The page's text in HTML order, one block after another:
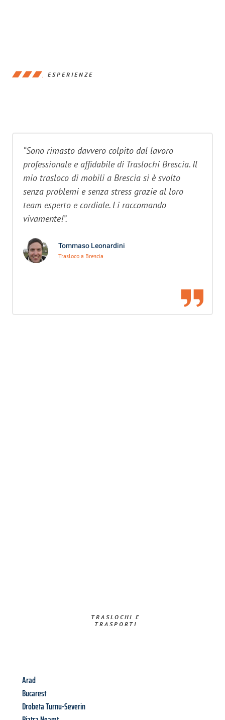
ESPERIENZE
“Sono rimasto davvero colpito dal lavoro
professionale e affidabile di Traslochi Brescia. Il
mio trasloco di mobili a Brescia si è svolto
senza problemi e senza stress grazie al loro
team esperto e cordiale. Li raccomando
vivamente!”.
Tommaso Leonardini
Trasloco a Brescia
TRASLOCHI E
TRASPORTI​
Arad
Bucarest
Drobeta Turnu-Severin